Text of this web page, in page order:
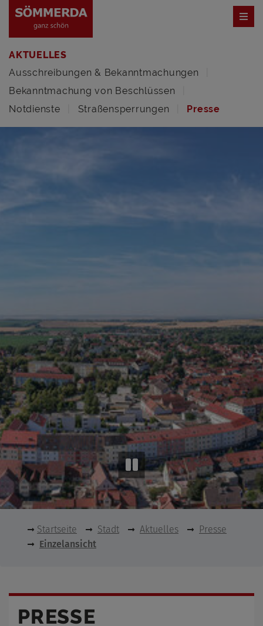
AKTUELLES
Ausschreibungen & Bekanntmachungen
Bekanntmachung von Beschlüssen
Notdienste
Straßensperrungen Presse
Startseite Stadt Aktuelles
Presse
Einzelansicht
PRESSE